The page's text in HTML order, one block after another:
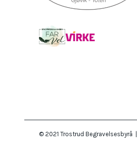
© 2021 Trostrud Begravelsesbyrå |